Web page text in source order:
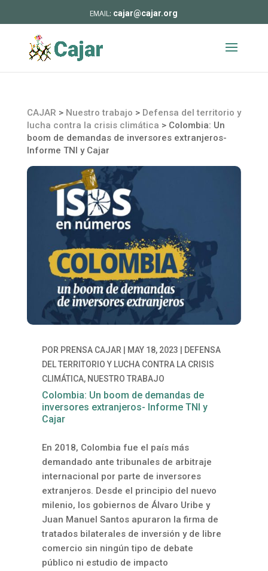
cajar@cajar.org
CAJAR > Nuestro trabajo > Defensa del territorio y
lucha contra la crisis climática > Colombia: Un
boom de demandas de inversores extranjeros-
Informe TNI y Cajar
POR PRENSA CAJAR MAY 18, 2023
DEFENSA
DEL TERRITORIO Y LUCHA CONTRA LA CRISIS
CLIMÁTICA, NUESTRO TRABAJO
Colombia: Un boom de demandas de
inversores extranjeros- Informe TNI y
Cajar
En 2018, Colombia fue el país más
demandado ante tribunales de arbitraje
internacional por parte de inversores
extranjeros. Desde el principio del nuevo
milenio, los gobiernos de Álvaro Uribe y
Juan Manuel Santos apuraron la firma de
tratados bilaterales de inversión y de libre
comercio sin ningún tipo de debate
público ni estudio de impacto